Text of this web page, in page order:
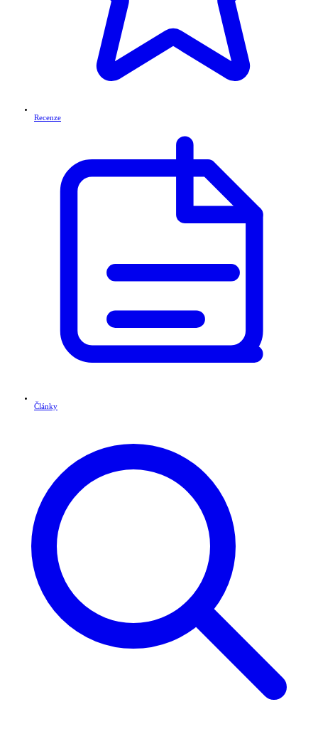
Recenze
Články